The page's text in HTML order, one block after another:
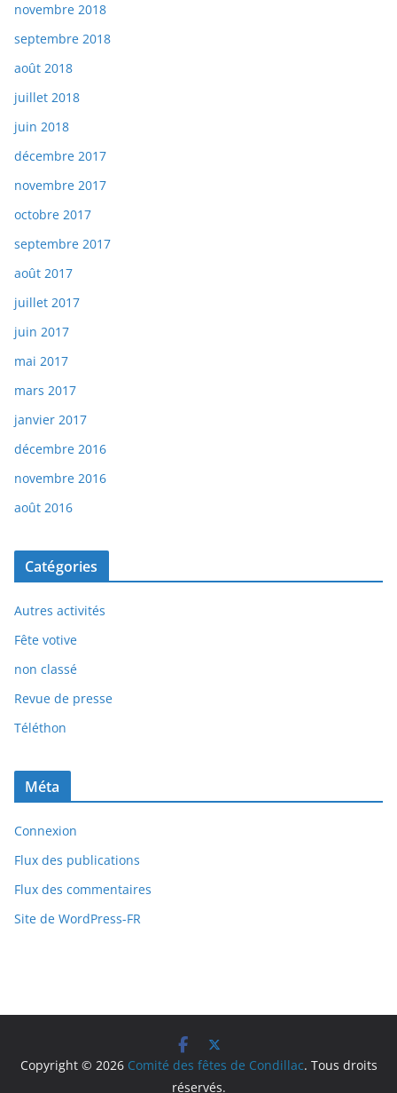
novembre 2018
septembre 2018
août 2018
juillet 2018
juin 2018
décembre 2017
novembre 2017
octobre 2017
septembre 2017
août 2017
juillet 2017
juin 2017
mai 2017
mars 2017
janvier 2017
décembre 2016
novembre 2016
août 2016
Catégories
Autres activités
Fête votive
non classé
Revue de presse
Téléthon
Méta
Connexion
Flux des publications
Flux des commentaires
Site de WordPress-FR
Copyright © 2026 Comité des fêtes de Condillac. Tous droits
réservés.